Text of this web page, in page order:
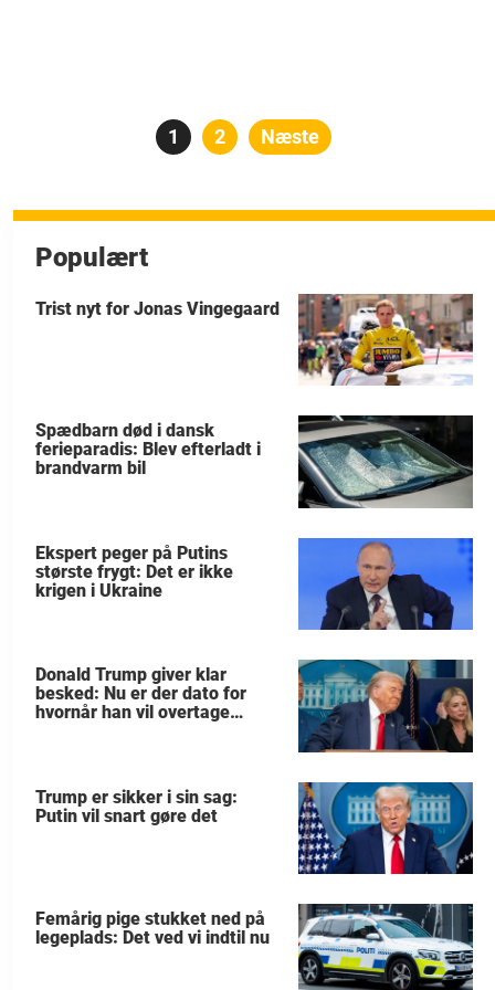
Indlægsinddeling
Side
1 Side
2 Næste
Populært
Trist nyt for Jonas Vingegaard
Spædbarn død i dansk
ferieparadis: Blev efterladt i
brandvarm bil
Ekspert peger på Putins
største frygt: Det er ikke
krigen i Ukraine
Donald Trump giver klar
besked: Nu er der dato for
hvornår han vil overtage
Trump er sikker i sin sag:
Putin vil snart gøre det
Femårig pige stukket ned på
legeplads: Det ved vi indtil nu